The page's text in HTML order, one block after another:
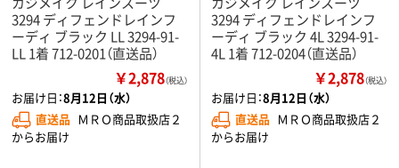
3294 ディフェンドレインフ
ーディ ブラック LL 3294-91-
LL 1着 712-0201（直送品）
￥2,878（税込）
お届け日：8月12日（水）
直送品 ＭＲＯ商品取扱店２
からお届け
3294 ディフェンドレインフ
ーディ ブラック 4L 3294-91-
4L 1着 712-0204（直送品）
￥2,878（税込）
お届け日：8月12日（水）
直送品 ＭＲＯ商品取扱店２
からお届け